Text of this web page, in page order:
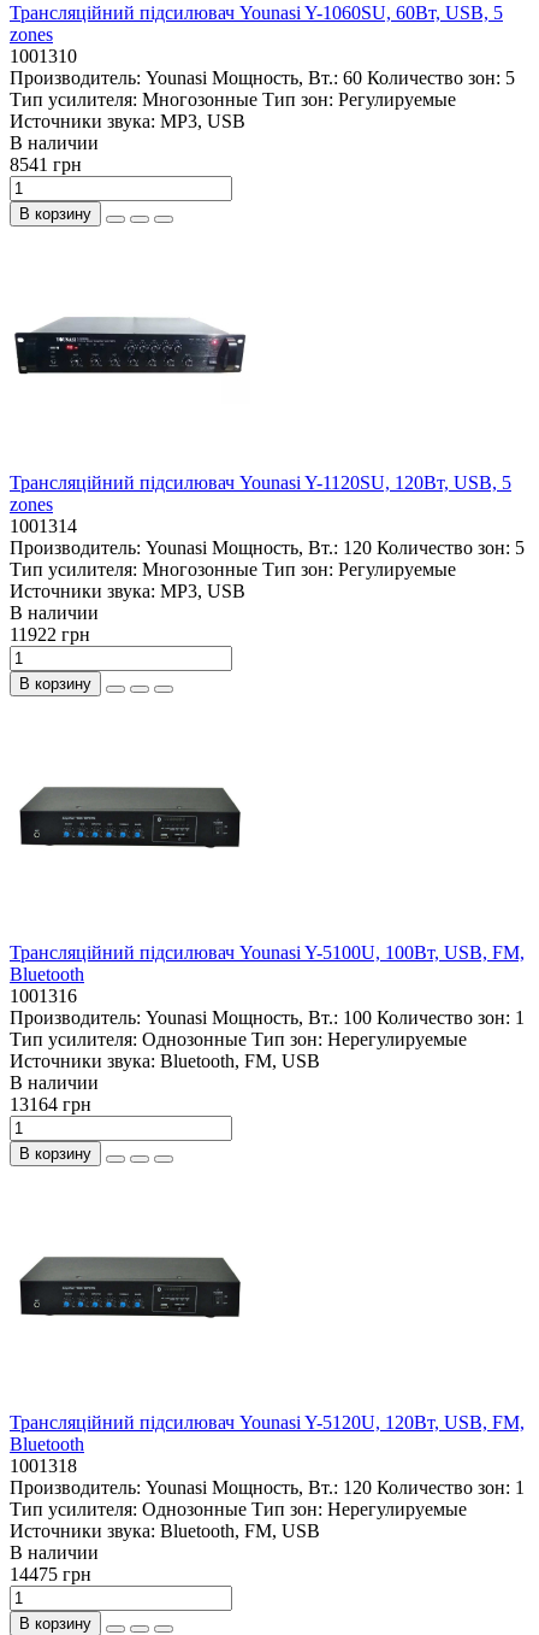
Трансляційний підсилювач Younasi Y-1060SU, 60Вт, USB, 5
zones
1001310
Производитель: Younasi Мощность, Вт.: 60 Количество зон: 5
Тип усилителя: Многозонные Тип зон: Регулируемые
Источники звука: MP3, USB
В наличии
8541 грн
В корзину
Трансляційний підсилювач Younasi Y-1120SU, 120Вт, USB, 5
zones
1001314
Производитель: Younasi Мощность, Вт.: 120 Количество зон: 5
Тип усилителя: Многозонные Тип зон: Регулируемые
Источники звука: MP3, USB
В наличии
11922 грн
В корзину
Трансляційний підсилювач Younasi Y-5100U, 100Вт, USB, FM,
Bluetooth
1001316
Производитель: Younasi Мощность, Вт.: 100 Количество зон: 1
Тип усилителя: Однозонные Тип зон: Нерегулируемые
Источники звука: Bluetooth, FM, USB
В наличии
13164 грн
В корзину
Трансляційний підсилювач Younasi Y-5120U, 120Вт, USB, FM,
Bluetooth
1001318
Производитель: Younasi Мощность, Вт.: 120 Количество зон: 1
Тип усилителя: Однозонные Тип зон: Нерегулируемые
Источники звука: Bluetooth, FM, USB
В наличии
14475 грн
В корзину